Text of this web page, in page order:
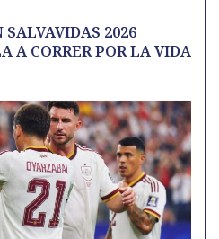
SALVAVIDAS 2026
A CORRER POR LA VIDA